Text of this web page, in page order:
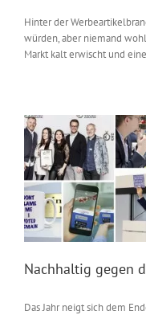
Hinter der
würden, aber niemand
Markt kalt erwischt und eine
Nachhaltig gegen
Das Jahr neigt sich dem